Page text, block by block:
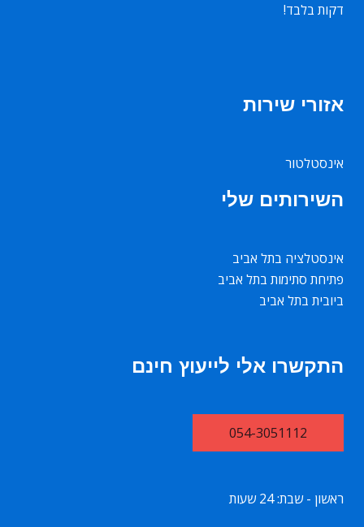
דקות בלבד!
אזורי שירות
אינסטלטור
השירותים שלי
אינסטלציה בתל אביב
פתיחת סתימות בתל אביב
ביובית בתל אביב
התקשרו אלי לייעוץ חינם
054-3051112
ראשון - שבת: 24 שעות